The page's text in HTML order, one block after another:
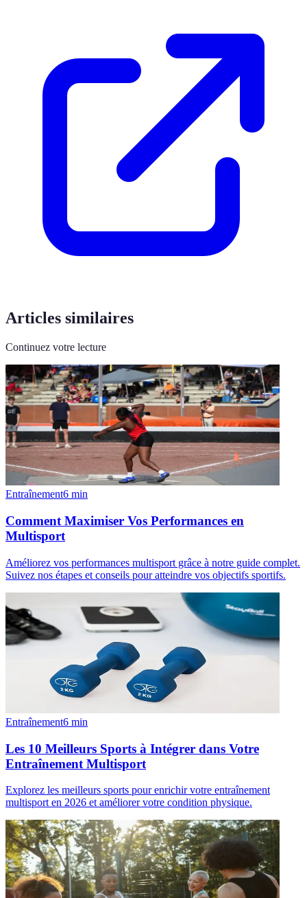
Articles similaires
Continuez votre lecture
Entraînement6 min
Comment Maximiser Vos Performances en
Multisport
Améliorez vos performances multisport grâce à notre guide complet.
Suivez nos étapes et conseils pour atteindre vos objectifs sportifs.
Entraînement6 min
Les 10 Meilleurs Sports à Intégrer dans Votre
Entraînement Multisport
Explorez les meilleurs sports pour enrichir votre entraînement
multisport en 2026 et améliorer votre condition physique.